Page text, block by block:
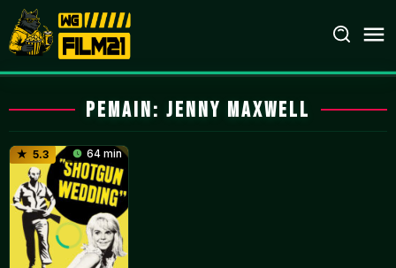
Loncat
ke
konten
Pemain: Jenny Maxwell
5.3 64 min